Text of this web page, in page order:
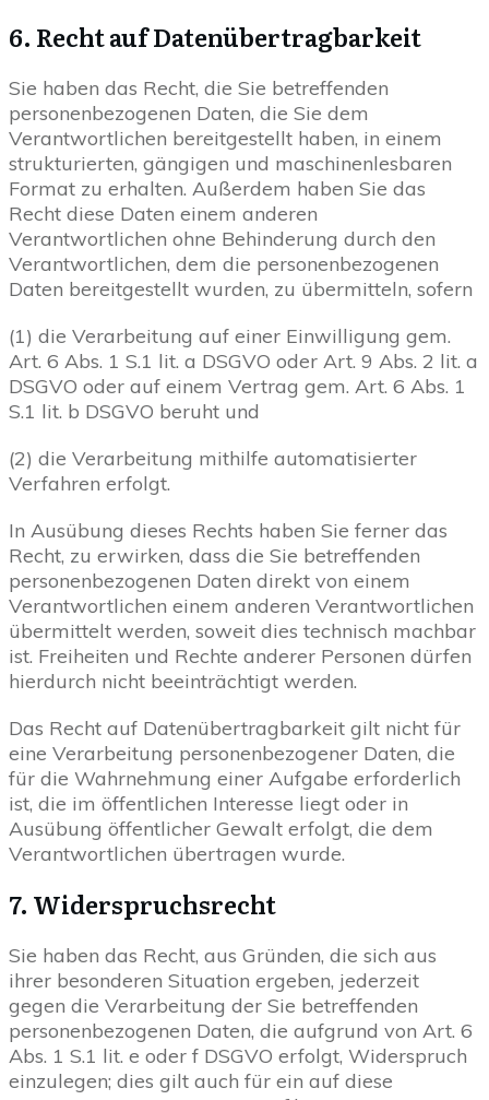
6. Recht auf Datenübertragbarkeit
Sie haben das Recht, die Sie betreffenden
personenbezogenen Daten, die Sie dem
Verantwortlichen bereitgestellt haben, in einem
strukturierten, gängigen und maschinenlesbaren
Format zu erhalten. Außerdem haben Sie das
Recht diese Daten einem anderen
Verantwortlichen ohne Behinderung durch den
Verantwortlichen, dem die personenbezogenen
Daten bereitgestellt wurden, zu übermitteln, sofern
(1) die Verarbeitung auf einer Einwilligung gem.
Art. 6 Abs. 1 S.1 lit. a DSGVO oder Art. 9 Abs. 2 lit. a
DSGVO oder auf einem Vertrag gem. Art. 6 Abs. 1
S.1 lit. b DSGVO beruht und
(2) die Verarbeitung mithilfe automatisierter
Verfahren erfolgt.
In Ausübung dieses Rechts haben Sie ferner das
Recht, zu erwirken, dass die Sie betreffenden
personenbezogenen Daten direkt von einem
Verantwortlichen einem anderen Verantwortlichen
übermittelt werden, soweit dies technisch machbar
ist. Freiheiten und Rechte anderer Personen dürfen
hierdurch nicht beeinträchtigt werden.
Das Recht auf Datenübertragbarkeit gilt nicht für
eine Verarbeitung personenbezogener Daten, die
für die Wahrnehmung einer Aufgabe erforderlich
ist, die im öffentlichen Interesse liegt oder in
Ausübung öffentlicher Gewalt erfolgt, die dem
Verantwortlichen übertragen wurde.
7. Widerspruchsrecht
Sie haben das Recht, aus Gründen, die sich aus
ihrer besonderen Situation ergeben, jederzeit
gegen die Verarbeitung der Sie betreffenden
personenbezogenen Daten, die aufgrund von Art. 6
Abs. 1 S.1 lit. e oder f DSGVO erfolgt, Widerspruch
einzulegen; dies gilt auch für ein auf diese